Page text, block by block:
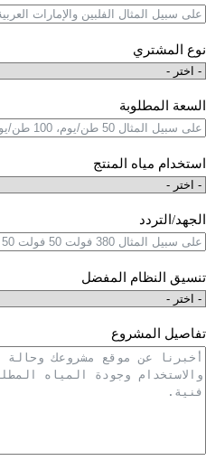
نوع المشتري
السعة المطلوبة
استخدام مياه المنتج
الجهد/التردد
تنسيق النظام المفضل
تفاصيل المشروع